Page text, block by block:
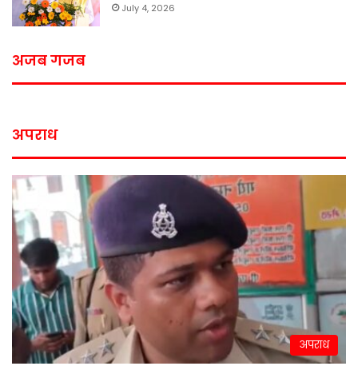
July 4, 2026
अजब गजब
अपराध
अपराध